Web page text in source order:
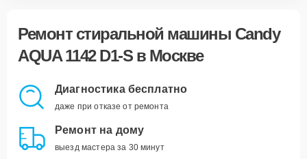
Ремонт стиральной машины Candy
AQUA 1142 D1-Sв Москве
Диагностика бесплатно
даже при отказе от ремонта
Ремонт на дому
выезд мастера за 30 минут